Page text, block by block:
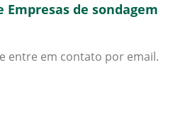
Empresas de sondagem
e entre em contato por email.